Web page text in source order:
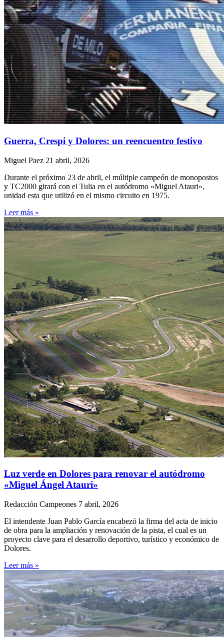
Guerra, Crespi y Dolores: un reencuentro festivo
Miguel Paez 21 abril, 2026
Durante el próximo 23 de abril, el múltiple campeón de monopostos
y TC2000 girará con el Tulia en el autódromo «Miguel Atauri»,
unidad esta que utilizó en el mismo circuito en 1975.
Leer más »
Luz verde en Dolores para renovar el autódromo
«Miguel Ángel Atauri»
Redacción Campeones 7 abril, 2026
El intendente Juan Pablo García encabezó la firma del acta de inicio
de obra para la ampliación y renovación de la pista, el cual es un
proyecto clave para el desarrollo deportivo, turístico y económico de
Dolores.
Leer más »